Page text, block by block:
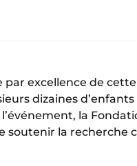
excellence de
dizaines
la
soutenir la recherche